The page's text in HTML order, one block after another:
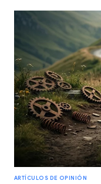
ARTÍCULOS DE OPINIÓN